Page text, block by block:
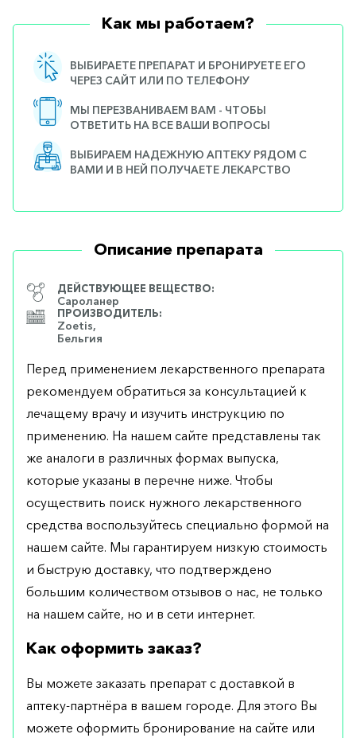
Как мы работаем?
ВЫБИРАЕТЕ ПРЕПАРАТ И БРОНИРУЕТЕ ЕГО
ЧЕРЕЗ САЙТ ИЛИ ПО ТЕЛЕФОНУ
МЫ ПЕРЕЗВАНИВАЕМ ВАМ - ЧТОБЫ
ОТВЕТИТЬ НА ВСЕ ВАШИ ВОПРОСЫ
ВЫБИРАЕМ НАДЕЖНУЮ АПТЕКУ РЯДОМ С
ВАМИ И В НЕЙ ПОЛУЧАЕТЕ ЛЕКАРСТВО
Описание препарата
ДЕЙСТВУЮЩЕЕ ВЕЩЕСТВО:
Сароланер
ПРОИЗВОДИТЕЛЬ:
Zoetis,
Бельгия
Перед применением лекарственного препарата
рекомендуем обратиться за консультацией к
лечащему врачу и изучить инструкцию по
применению. На нашем сайте представлены так
же аналоги в различных формах выпуска,
которые указаны в перечне ниже. Чтобы
осуществить поиск нужного лекарственного
средства воспользуйтесь специально формой на
нашем сайте. Мы гарантируем низкую стоимость
и быструю доставку, что подтверждено
большим количеством отзывов о нас, не только
на нашем сайте, но и в сети интернет.
Как оформить заказ?
Вы можете заказать препарат с доставкой в
аптеку-партнёра в вашем городе. Для этого Вы
можете оформить бронирование на сайте или